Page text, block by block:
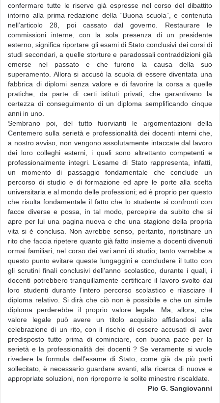
confermare tutte le riserve già espresse nel corso del dibattito
intorno alla prima redazione della “Buona scuola”, e contenuta
nell’articolo 28, poi cassato dal governo. Restaurare le
commissioni interne, con la sola presenza di un presidente
esterno, significa riportare gli esami di Stato conclusivi dei corsi di
studi secondari, a quelle storture e paradossali contraddizioni già
emerse nel passato e che furono la causa della suo
superamento. Allora si accusò la scuola di essere diventata una
fabbrica di diplomi senza valore e di favorire la corsa a quelle
pratiche, da parte di certi istituti privati, che garantivano la
certezza di conseguimento di un diploma semplificando cinque
anni in uno.
Sembrano poi, del tutto fuorvianti le argomentazioni della
Centemero sulla serietà e professionalità dei docenti interni che,
a nostro avviso, non vengono assolutamente intaccate dal lavoro
dei loro colleghi esterni, i quali sono altrettanto competenti e
professionalmente integri. L’esame di Stato rappresenta, infatti,
un momento di passaggio fondamentale che conclude un
percorso di studio e di formazione ed apre le porte alla scelta
universitaria e al mondo delle professioni; ed è proprio per questo
che risulta fondamentale il fatto che lo studente si confronti con
facce diverse e possa, in tal modo, percepire da subito che si
apre per lui una pagina nuova e che una stagione della propria
vita si è conclusa. Non avrebbe senso, pertanto, ripristinare un
rito che faccia ripetere quanto già fatto insieme a docenti divenuti
ormai familiari, nel corso dei vari anni di studio; tanto varrebbe a
questo punto evitare queste lungaggini e concludere il tutto con
gli scrutini finali conclusivi dell’anno scolastico, durante i quali, i
docenti potrebbero tranquillamente certificare il lavoro svolto dai
loro studenti durante l’intero percorso scolastico e rilasciare il
diploma relativo. Si dirà che ciò non è possibile e che un simile
diploma perderebbe il proprio valore legale. Ma, allora, che
valore legale può avere un titolo acquisito affidandosi alla
celebrazione di un rito, con il rischio di essere accusati di aver
predisposto tutto prima di cominciare, con buona pace per la
serietà e la professionalità dei docenti ? Se veramente si vuole
rivedere la formula dell’esame di Stato, come già da più parti
sollecitato, è necessario guardare avanti, alla ricerca di nuove e
appropriate soluzioni, non riproporre le solite minestre riscaldate.
Pio G. Sangiovanni